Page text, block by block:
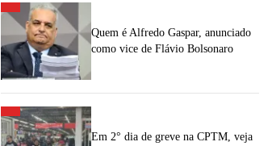
Quem é Alfredo Gaspar, anunciado
como vice de Flávio Bolsonaro
Em 2° dia de greve na CPTM, veja